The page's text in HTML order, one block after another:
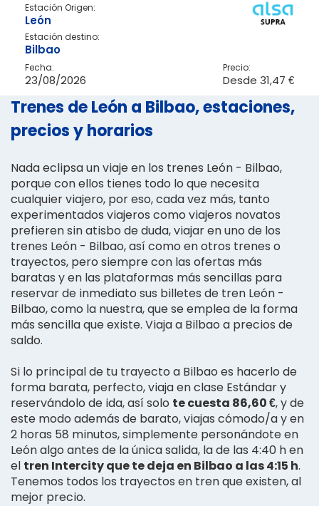
Estación Origen:
León
Estación destino:
Bilbao
Fecha:
23/08/2026
Precio:
Desde 31,47 €
Trenes de León a Bilbao, estaciones,
precios y horarios
Nada eclipsa un viaje en los trenes León - Bilbao,
porque con ellos tienes todo lo que necesita
cualquier viajero, por eso, cada vez más, tanto
experimentados viajeros como viajeros novatos
prefieren sin atisbo de duda, viajar en uno de los
trenes León - Bilbao, así como en otros trenes o
trayectos, pero siempre con las ofertas más
baratas y en las plataformas más sencillas para
reservar de inmediato sus billetes de tren León -
Bilbao, como la nuestra, que se emplea de la forma
más sencilla que existe. Viaja a Bilbao a precios de
saldo.
Si lo principal de tu trayecto a Bilbao es hacerlo de
forma barata, perfecto, viaja en clase Estándar y
reservándolo de ida, así solo te cuesta 86,60 €, y de
este modo además de barato, viajas cómodo/a y en
2 horas 58 minutos, simplemente personándote en
León algo antes de la única salida, la de las 4:40 h en
el tren Intercity que te deja en Bilbao a las 4:15 h.
Tenemos todos los trayectos en tren que existen, al
mejor precio.